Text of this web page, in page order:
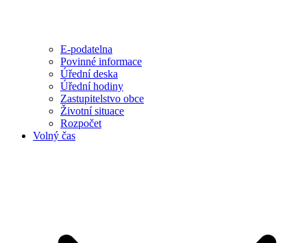
E-podatelna
Povinné informace
Úřední deska
Úřední hodiny
Zastupitelstvo obce
Životní situace
Rozpočet
Volný čas